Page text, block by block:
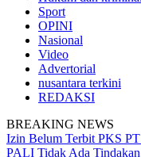
Sport
OPINI
Nasional
Video
Advertorial
nusantara terkini
REDAKSI
BREAKING NEWS
Izin Belum Terbit PKS
PALI Tidak Ada